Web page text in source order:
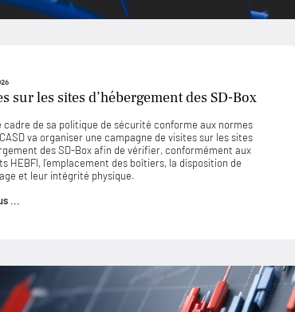
sur les sites d’hébergement des SD-Box
cadre de sa politique de sécurité conforme aux normes
va organiser une campagne de visites sur les sites
des SD-Box afin de vérifier, conformément aux
HEBFI, l’emplacement des boîtiers, la disposition de
et leur intégrité physique.
...